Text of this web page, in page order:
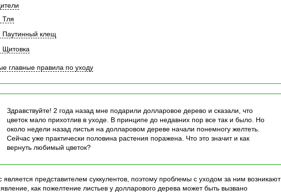
Тля
Паутинный клещ
Щитовка
главные правила по уходу
Здравствуйте! 2 года назад мне подарили долларовое дерево и сказали, что
цветок мало прихотлив в уходе. В принципе до недавних пор все так и было. Но
около недели назад листья на долларовом дереве начали понемногу желтеть.
Сейчас уже практически половина растения поражена. Что это значит и как
вернуть любимый цветок?
является представителем суккулентов, поэтому проблемы с уходом за ним возникают
как пожелтение листьев у долларового дерева может быть вызвано